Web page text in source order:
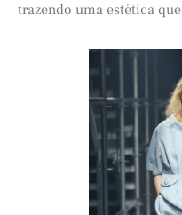
trazendo uma estética